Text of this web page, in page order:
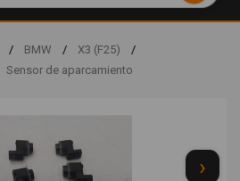
/ BMW / X3 (F25)
/
Sensor de aparcamiento
›